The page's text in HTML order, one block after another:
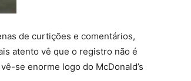
de curtições e comentários,
atento vê que o registro não é
se enorme logo do McDonald’s